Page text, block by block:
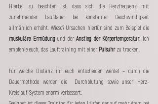
Hierbei zu beachten ist, dass sich die Herzfrequenz mit
zunehmender Laufdauer bei konstanter Geschwindigkeit
muskuläre Ermüdung und der Anstieg der Körpertemperatur. Ich
empfehle euch, das Lauftraining mit einer Pulsuhr zu tracken.
Für welche Distanz ihr euch entscheiden werdet – durch die
Dauermethode werden die  Durchblutung sowie unser Herz-
Kreislauf-System enorm verbessert.